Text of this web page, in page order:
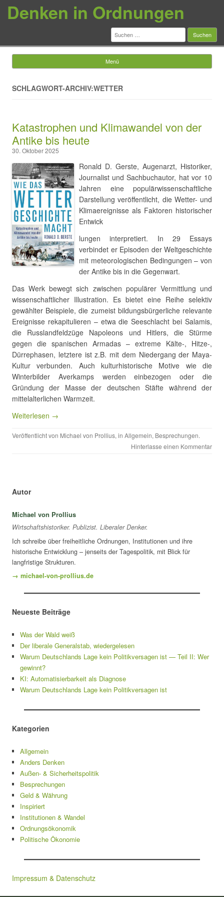
Denken in Ordnungen
Suchen
nach:
Menü
SCHLAGWORT-ARCHIV:WETTER
Katastrophen und Klimawandel von der
Antike bis heute
30. Oktober 2025
Ronald D. Gerste, Augenarzt, Historiker,
Journalist und Sachbuchautor, hat vor 10
Jahren eine populärwissenschaftliche
Darstellung veröffentlicht, die Wetter- und
Klimaereignisse als Faktoren historischer
Entwick
lungen interpretiert. In 29 Essays
verbindet er Episoden der Weltgeschichte
mit meteorologischen Bedingungen – von
der Antike bis in die Gegenwart.
Das Werk bewegt sich zwischen populärer Vermittlung und
wissenschaftlicher Illustration. Es bietet eine Reihe selektiv
gewählter Beispiele, die zumeist bildungsbürgerliche relevante
Ereignisse rekapitulieren – etwa die Seeschlacht bei Salamis,
die Russlandfeldzüge Napoleons und Hitlers, die Stürme
gegen die spanischen Armadas – extreme Kälte-, Hitze-,
Dürrephasen, letztere ist z.B. mit dem Niedergang der Maya-
Kultur verbunden. Auch kulturhistorische Motive wie die
Winterbilder Averkamps werden einbezogen oder die
Gründung der Masse der deutschen Stäfte während der
mittelalterlichen Warmzeit.
Weiterlesen →
Veröffentlicht von Michael von Prollius, in Allgemein, Besprechungen.
Hinterlasse einen Kommentar
Autor
Michael von Prollius
Wirtschaftshistoriker. Publizist. Liberaler Denker.
Ich schreibe über freiheitliche Ordnungen, Institutionen und ihre
historische Entwicklung – jenseits der Tagespolitik, mit Blick für
langfristige Strukturen.
→ michael-von-prollius.de
Neueste Beiträge
Was der Wald weiß
Der liberale Generalstab, wiedergelesen
Warum Deutschlands Lage kein Politikversagen ist — Teil II: Wer
gewinnt?
KI: Automatisierbarkeit als Diagnose
Warum Deutschlands Lage kein Politikversagen ist
Kategorien
Allgemein
Anders Denken
Außen- & Sicherheitspolitik
Besprechungen
Geld & Währung
Inspiriert
Institutionen & Wandel
Ordnungsökonomik
Politische Ökonomie
Impressum & Datenschutz